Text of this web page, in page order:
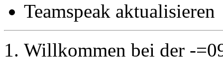
Teamspeak aktualisieren
Willkommen bei der -